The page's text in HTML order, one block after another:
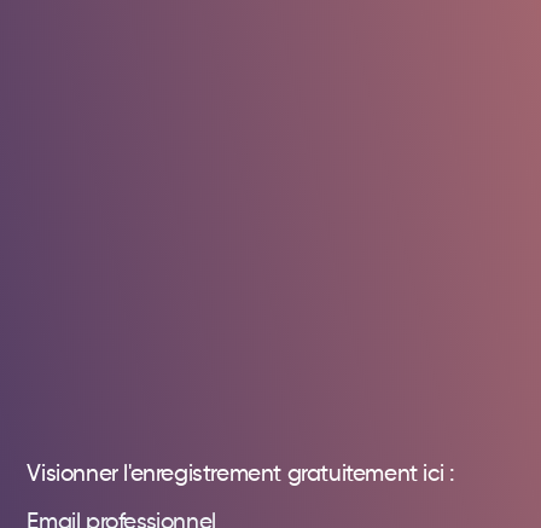
Visionner l'enregistrement gratuitement ici :
Email professionnel